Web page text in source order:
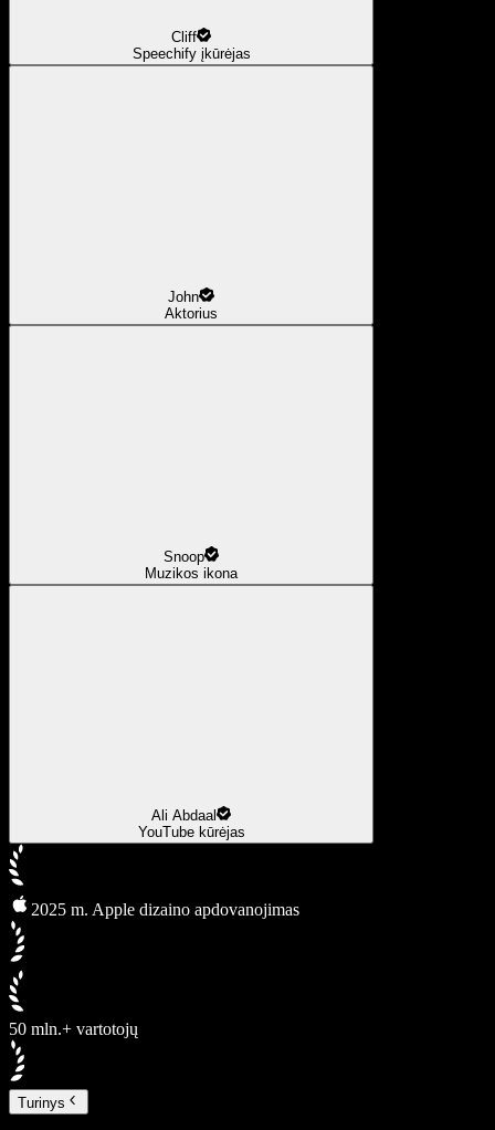
Cliff
Speechify įkūrėjas
John
Aktorius
Snoop
Muzikos ikona
Ali Abdaal
YouTube kūrėjas
2025 m. Apple dizaino apdovanojimas
50 mln.+ vartotojų
Turinys